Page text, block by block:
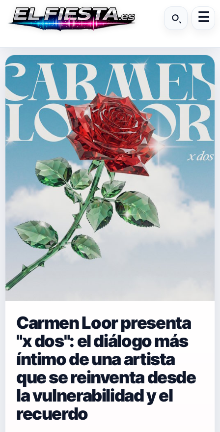
Carmen Loor presenta
"x dos": el diálogo más
íntimo de una artista
que se reinventa desde
la vulnerabilidad y el
recuerdo